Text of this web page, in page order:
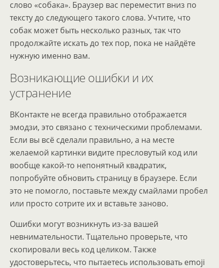
слово «собака». Браузер вас переместит вниз по
тексту до следующего такого слова. Учтите, что
собак может быть несколько разных, так что
продолжайте искать до тех пор, пока не найдёте
нужную именно вам.
Возникающие ошибки и их
устранение
ВКонтакте не всегда правильно отображается
эмодзи, это связано с техническими проблемами.
Если вы всё сделали правильно, а на месте
желаемой картинки видите пресловутый код или
вообще какой-то непонятный квадратик,
попробуйте обновить страницу в браузере. Если
это не помогло, поставьте между смайлами пробел
или просто сотрите их и вставьте заново.
Ошибки могут возникнуть из-за вашей
невнимательности. Тщательно проверьте, что
скопировали весь код целиком. Также
удостоверьтесь, что пытаетесь использовать emoji